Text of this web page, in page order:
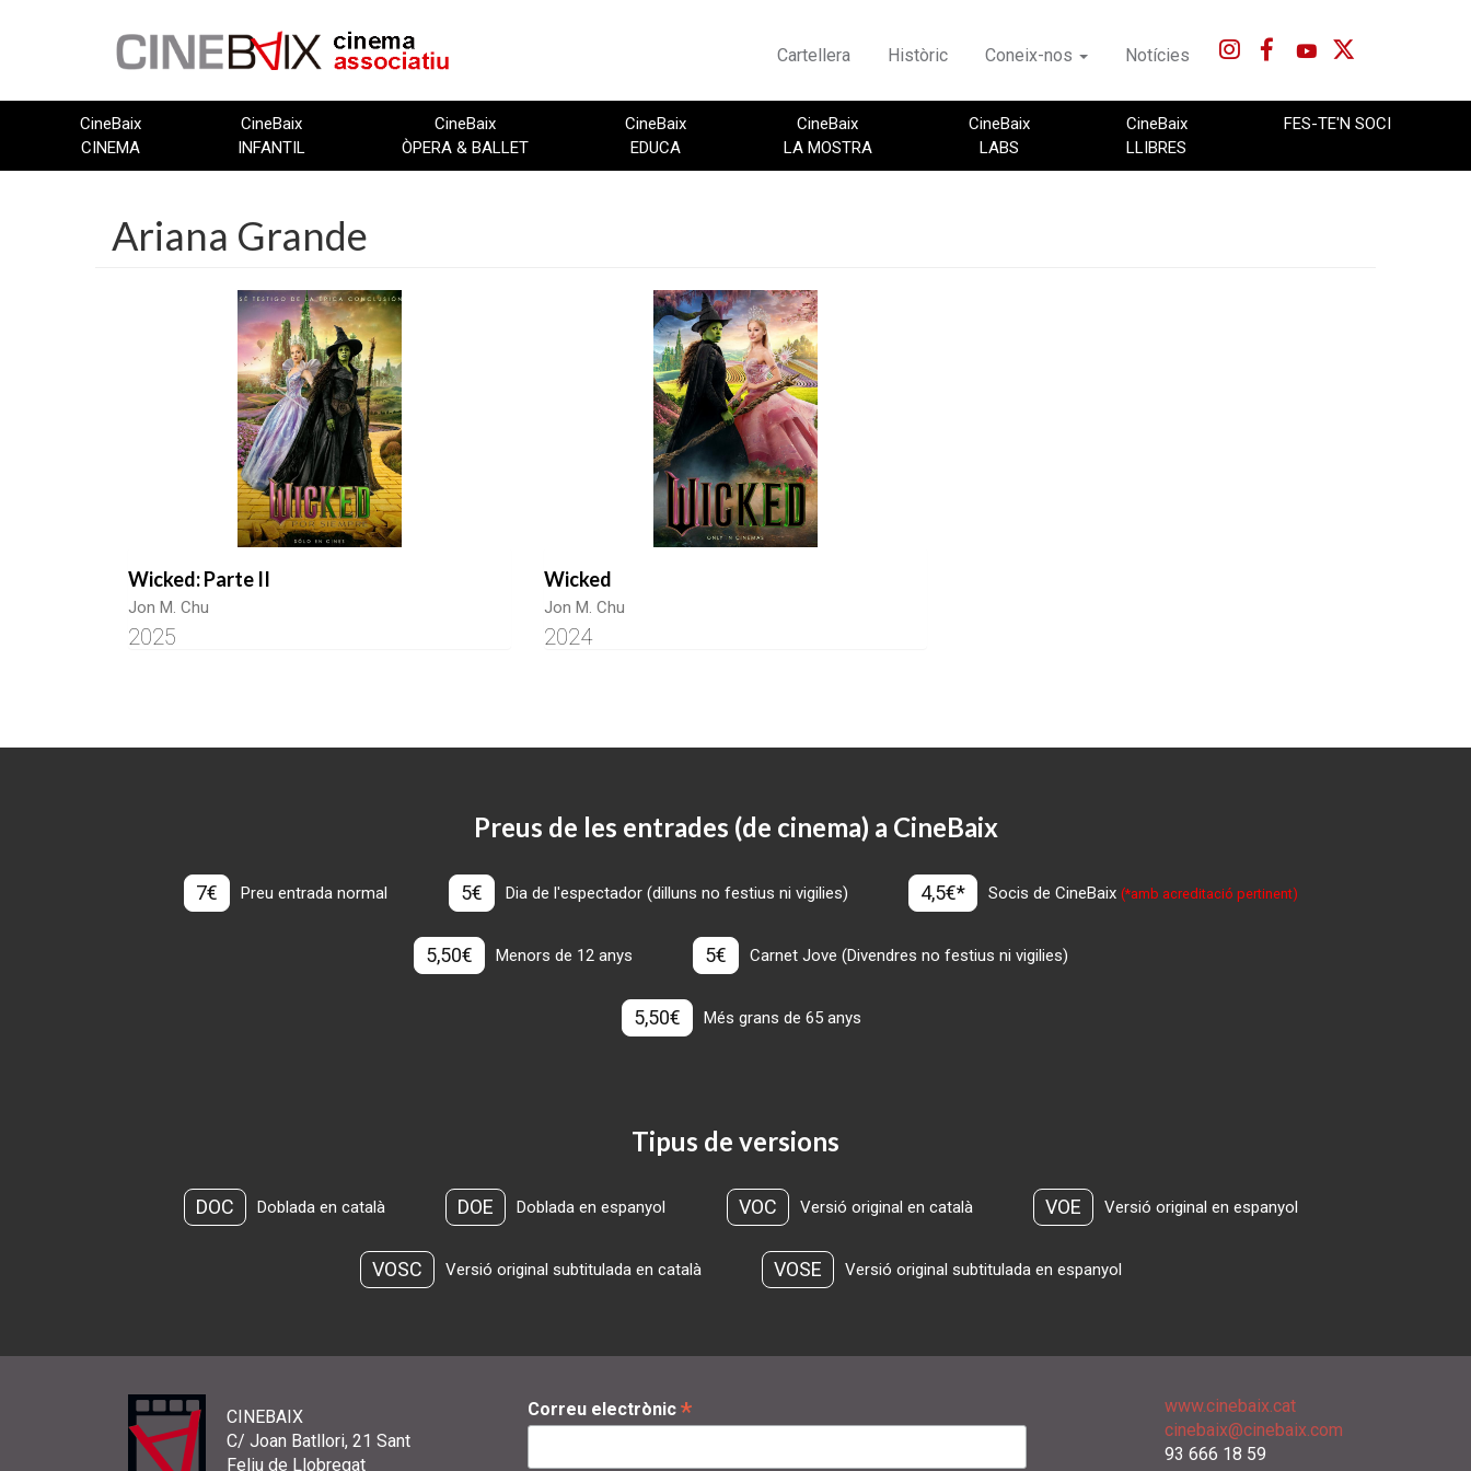
Cartellera Històric Coneix-nos Notícies
CineBaix
CINEMA
CineBaix
INFANTIL
CineBaix
ÒPERA & BALLET
CineBaix
EDUCA
CineBaix
LA MOSTRA
CineBaix
LABS
CineBaix
LLIBRES
FES-TE'N SOCI
Ariana Grande
Wicked: Parte II
Jon M. Chu
2025
Wicked
Jon M. Chu
2024
Preus de les entrades (de cinema) a CineBaix
7€ Preu entrada normal 5€ Dia de l'espectador (dilluns no festius ni vigilies) 4,5€* Socis de CineBaix(*amb acreditació pertinent)
5,50€ Menors de 12 anys 5€ Carnet Jove (Divendres no festius ni vigilies)
5,50€ Més grans de 65 anys
Tipus de versions
DOC Doblada en català DOE Doblada en espanyol VOC Versió original en català VOE Versió original en espanyol
VOSC Versió original subtitulada en català VOSE Versió original subtitulada en espanyol
CINEBAIX
C/ Joan Batllori, 21 Sant
Feliu de Llobregat
Correu electrònic *
www.cinebaix.cat
cinebaix@cinebaix.com
93 666 18 59